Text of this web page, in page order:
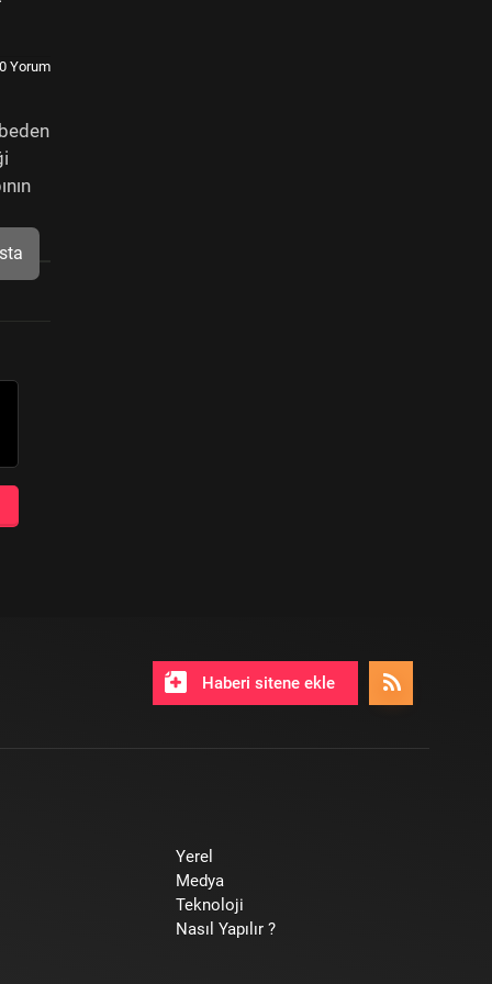
0 Yorum
Haberi sitene ekle
Yerel
Medya
Teknoloji
Nasıl Yapılır ?